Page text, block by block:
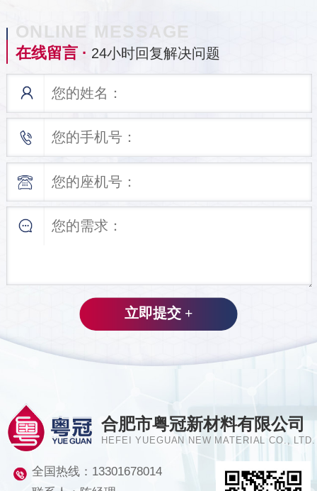
ONLINE MESSAGE
在线留言 · 24小时回复解决问题
合肥市粤冠新材料有限公司
HEFEI YUEGUAN NEW MATERIAL CO., LTD.
全国热线： 13301678014